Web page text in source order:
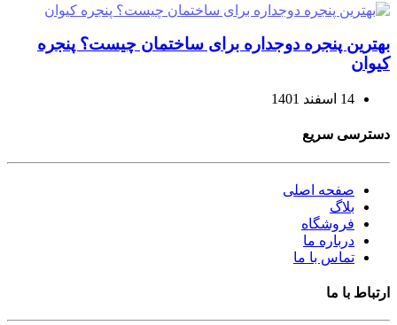
بهترین پنجره دوجداره برای ساختمان چیست؟ پنجره
کیوان
14 اسفند 1401
دسترسی سریع
صفحه اصلی
بلاگ
فروشگاه
درباره ما
تماس با ما
ارتباط با ما